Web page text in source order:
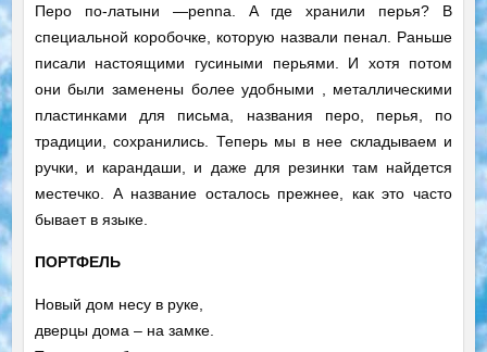
Перо по-латыни —penna. А где хранили перья? В
специальной коробочке, которую назвали пенал. Раньше
писали настоящими гусиными перьями. И хотя потом
они были заменены более удобными , металлическими
пластинками для письма, названия перо, перья, по
традиции, сохранились. Теперь мы в нее складываем и
ручки, и карандаши, и даже для резинки там найдется
местечко. А название осталось прежнее, как это часто
бывает в языке.
ПОРТФЕЛЬ
Новый дом несу в руке,
дверцы дома – на замке.